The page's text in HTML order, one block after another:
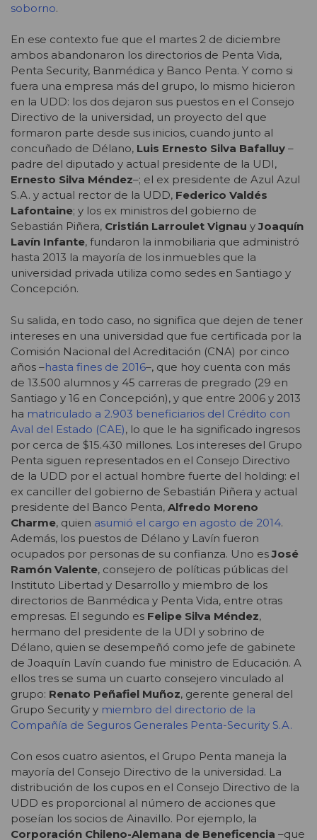
soborno.
En ese contexto fue que el martes 2 de diciembre
ambos abandonaron los directorios de Penta Vida,
Penta Security, Banmédica y Banco Penta. Y como si
fuera una empresa más del grupo, lo mismo hicieron
en la UDD: los dos dejaron sus puestos en el Consejo
Directivo de la universidad, un proyecto del que
formaron parte desde sus inicios, cuando junto al
concuñado de Délano, Luis Ernesto Silva Bafalluy –
padre del diputado y actual presidente de la UDI,
Ernesto Silva Méndez–; el ex presidente de Azul Azul
S.A. y actual rector de la UDD, Federico Valdés
Lafontaine; y los ex ministros del gobierno de
Sebastián Piñera, Cristián Larroulet Vignau yJoaquín
Lavín Infante, fundaron la inmobiliaria que administró
hasta 2013 la mayoría de los inmuebles que la
universidad privada utiliza como sedes en Santiago y
Concepción.
Su salida, en todo caso, no significa que dejen de tener
intereses en una universidad que fue certificada por la
Comisión Nacional del Acreditación (CNA) por cinco
años –hasta fines de 2016–, que hoy cuenta con más
de 13.500 alumnos y 45 carreras de pregrado (29 en
Santiago y 16 en Concepción), y que entre 2006 y 2013
ha matriculado a 2.903 beneficiarios del Crédito con
Aval del Estado (CAE), lo que le ha significado ingresos
por cerca de $15.430 millones. Los intereses del Grupo
Penta siguen representados en el Consejo Directivo
de la UDD por el actual hombre fuerte del holding: el
ex canciller del gobierno de Sebastián Piñera y actual
presidente del Banco Penta, Alfredo Moreno
Charme, quien asumió el cargo en agosto de 2014.
Además, los puestos de Délano y Lavín fueron
ocupados por personas de su confianza. Uno esJosé
Ramón Valente, consejero de políticas públicas del
Instituto Libertad y Desarrollo y miembro de los
directorios de Banmédica y Penta Vida, entre otras
empresas. El segundo es Felipe Silva Méndez,
hermano del presidente de la UDI y sobrino de
Délano, quien se desempeñó como jefe de gabinete
de Joaquín Lavín cuando fue ministro de Educación. A
ellos tres se suma un cuarto consejero vinculado al
grupo: Renato Peñafiel Muñoz, gerente general del
Grupo Security y miembro del directorio de la
Compañía de Seguros Generales Penta-Security S.A.
Con esos cuatro asientos, el Grupo Penta maneja la
mayoría del Consejo Directivo de la universidad. La
distribución de los cupos en el Consejo Directivo de la
UDD es proporcional al número de acciones que
poseían los socios de Ainavillo. Por ejemplo, la
Corporación Chileno-Alemana de Beneficencia –que